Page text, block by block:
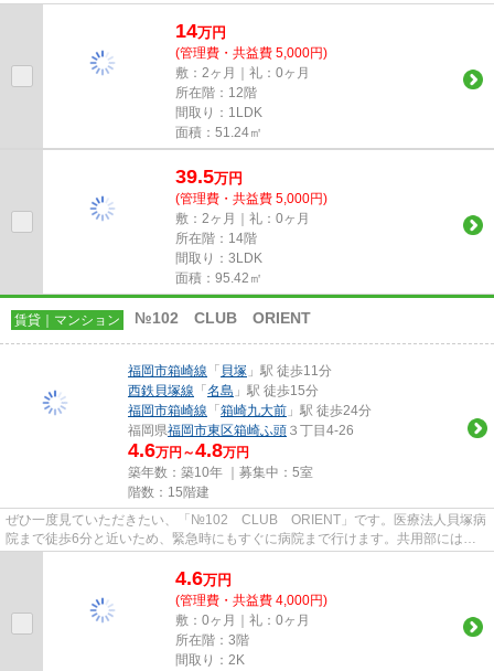
ください。最寄りの駅まで徒歩11...
14万円
(管理費・共益費 5,000円)
敷：2ヶ月｜礼：0ヶ月
所在階：12階
間取り：1LDK
面積：51.24㎡
39.5万円
(管理費・共益費 5,000円)
敷：2ヶ月｜礼：0ヶ月
所在階：14階
間取り：3LDK
面積：95.42㎡
賃貸｜マンション №102 CLUB ORIENT
福岡市箱崎線 「 貝塚 」駅 徒歩11分
西鉄貝塚線 「名島 」駅 徒歩15分
福岡市箱崎線 「箱崎九大前 」駅 徒歩24分
福岡県福岡市東区箱崎ふ頭 ３丁目4-26
4.6万円～4.8万円
築年数：築10年 ｜募集中： 5室
階数：15階建
ぜひ一度見ていただきたい、「№102 CLUB ORIENT」です。医療法人貝塚病
院まで徒歩6分と近いため、緊急時にもすぐに病院まで行けます。共用部には敷
地内ごみ置き場・エレベータ2基な...
4.6万円
(管理費・共益費 4,000円)
敷：0ヶ月｜礼：0ヶ月
所在階：3階
間取り：2K